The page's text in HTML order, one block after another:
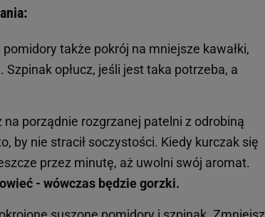
także pokrój na mniejsze kawałki,
opłucz, jeśli jest taka potrzeba, a
porządnie rozgrzanej patelni z odrobiną
by nie stracił soczystości. Kiedy kurczak się
przez minutę, aż uwolni swój aromat.
- wówczas będzie gorzki.